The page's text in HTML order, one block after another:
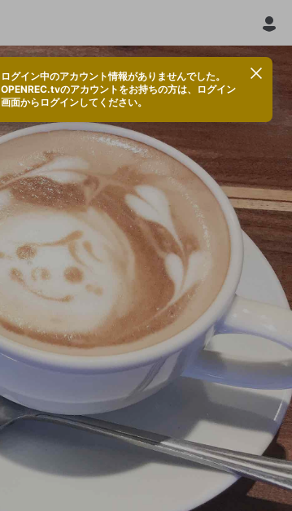
ログイン中のアカウント情報がありませんでした。
OPENREC.tvのアカウントをお持ちの方は、ログイン
画面からログインしてください。